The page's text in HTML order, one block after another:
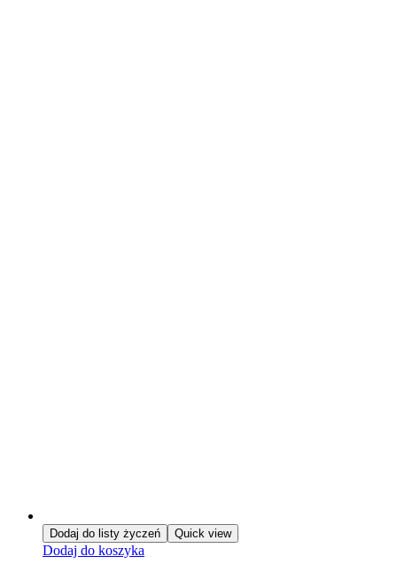
Dodaj do listy życzeń Quick view
Dodaj do koszyka